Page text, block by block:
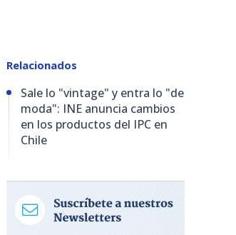
Relacionados
Sale lo "vintage" y entra lo "de
moda": INE anuncia cambios
en los productos del IPC en
Chile